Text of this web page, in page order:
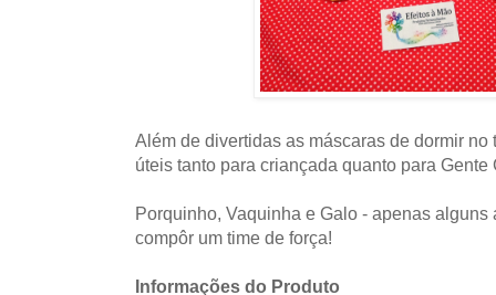
Além de divertidas as máscaras de dormir
úteis tanto para criançada quanto para Gente
Porquinho, Vaquinha e Galo - apenas
compôr um time de força!
Informações do Produto